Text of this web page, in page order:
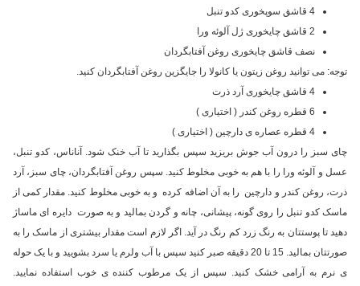
4 قاشق سوپخوری کدو تنبل
2 قاشق چایخوری ژل آلوئه ورا
نصف قاشق چایخوری روغن آفتابگردان
توجه: می توانید روغن زیتون یا کانولا را جایگزین روغن آفتابگردان کنید.
4 قاشق چایخوری آرد ذرت
6 قطره روغن کندر ( اختیاری )
4 قطره عصاره ی دارچین ( اختیاری )
چای سبز را درون آب جوش بریزید سپس بگذارید تا آب خنک شود. آناناس، کدو تنبل،
عسل و آلوئه ورا را با هم به خوبی مخلوط کنید. سپس روغن آفتابگردان، چای سبز، آرد
ذرت، روغن کندر و دارچین را به آن اضافه کرده و به خوبی مخلوط کنید. مقدار کمی از
ماسک کدو تنبل را روی گونه، پیشانی، چانه و گردن بمالید و به صورت دایره ای ماساژ
دهید تا پوستتان به رنگ زرد کم رنگ در آید. اگر لازم است مقدار بیشتری از ماسک را به
صورتتان بمالید. 15 تا 20 دقیقه صبر کنید سپس با آب ولرم یا سرد بشویید و با یک حوله
ی نرم به آرامی خشک کنید. سپس از یک مرطوب کننده ی خوب استفاده نمایید.